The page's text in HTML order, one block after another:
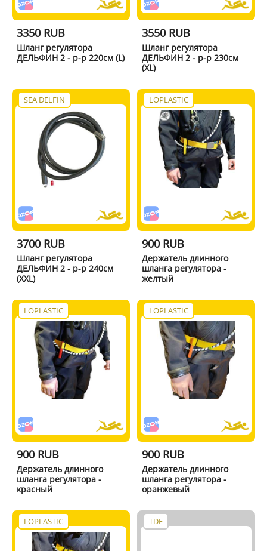
3350 RUB
Шланг регулятора
ДЕЛЬФИН 2 - р-р 220см (L)
3550 RUB
Шланг регулятора
ДЕЛЬФИН 2 - р-р 230см
(XL)
SEA DELFIN
3700 RUB
Шланг регулятора
ДЕЛЬФИН 2 - р-р 240см
(XXL)
LOPLASTIC
900 RUB
Держатель длинного
шланга регулятора -
желтый
LOPLASTIC
900 RUB
Держатель длинного
шланга регулятора -
красный
LOPLASTIC
900 RUB
Держатель длинного
шланга регулятора -
оранжевый
LOPLASTIC TDE